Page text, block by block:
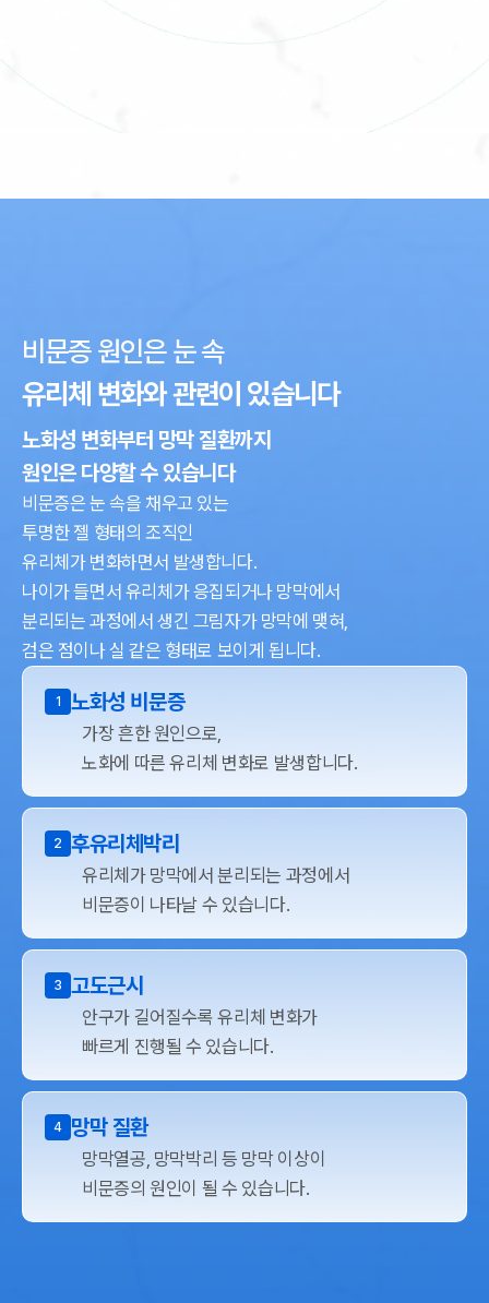
비문증 원인은 눈 속
유리체 변화와 관련이 있습니다
노화성 변화부터 망막 질환까지
원인은 다양할 수 있습니다
비문증은 눈 속을 채우고 있는
투명한 젤 형태의 조직인
유리체가 변화하면서 발생합니다.
나이가 들면서 유리체가 응집되거나 망막에서
분리되는 과정에서 생긴 그림자가 망막에 맺혀,
검은 점이나 실 같은 형태로 보이게 됩니다.
1 노화성 비문증
가장 흔한 원인으로,
노화에 따른 유리체 변화로 발생합니다.
2 후유리체박리
유리체가 망막에서 분리되는 과정에서
비문증이 나타날 수 있습니다.
3 고도근시
안구가 길어질수록 유리체 변화가
빠르게 진행될 수 있습니다.
4 망막 질환
망막열공, 망막박리 등 망막 이상이
비문증의 원인이 될 수 있습니다.